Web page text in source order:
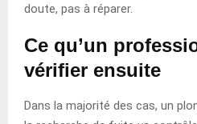
doute, pas à réparer.
Ce qu’un
vérifier ensuite
Dans la majorité des cas, un